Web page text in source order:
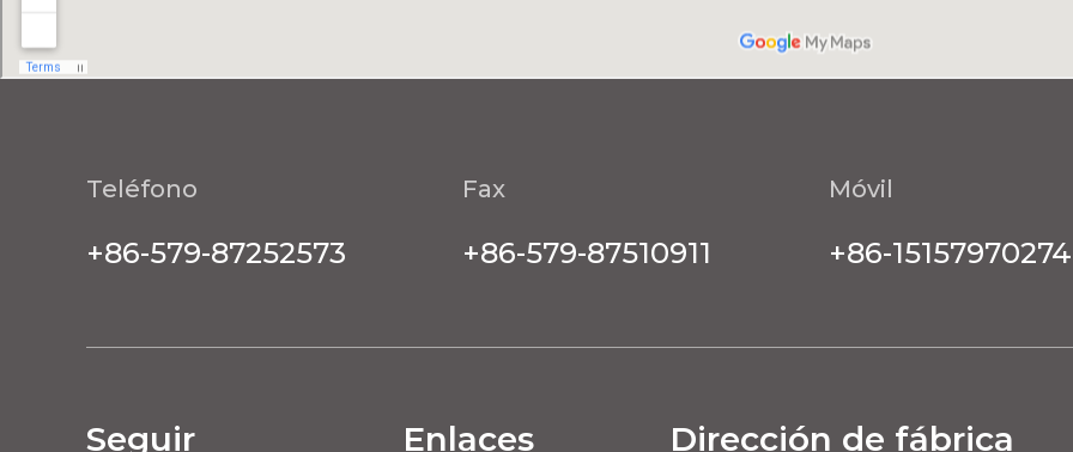
Teléfono
+86-579-87252573
Fax
+86-579-87510911
Móvil
+86-15157970274
Seguir Enlaces Dirección de fábrica